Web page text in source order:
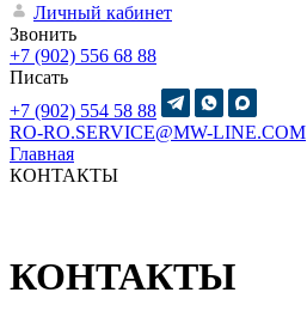
Личный кабинет
Звонить
+7 (902) 556 68 88
Писать
+7 (902) 554 58 88
RO-RO.SERVICE@MW-LINE.COM
Главная
КОНТАКТЫ
КОНТАКТЫ